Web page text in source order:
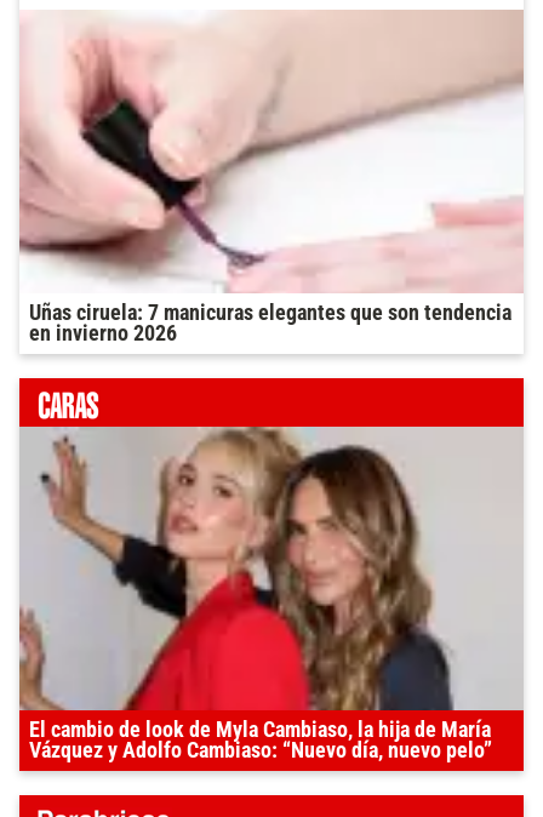
Uñas ciruela: 7 manicuras elegantes que son tendencia
en invierno 2026
El cambio de look de Myla Cambiaso, la hija de María
Vázquez y Adolfo Cambiaso: “Nuevo día, nuevo pelo”